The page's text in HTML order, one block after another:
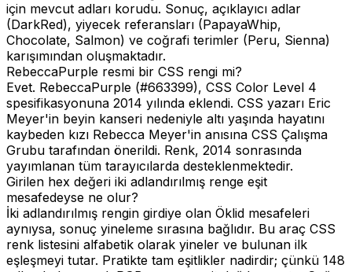
için mevcut adları korudu. Sonuç, açıklayıcı adlar
(DarkRed), yiyecek referansları (PapayaWhip,
Chocolate, Salmon) ve coğrafi terimler (Peru, Sienna)
karışımından oluşmaktadır.
RebeccaPurple resmi bir CSS rengi mi?
Evet. RebeccaPurple (#663399), CSS Color Level 4
spesifikasyonuna 2014 yılında eklendi. CSS yazarı Eric
Meyer'in beyin kanseri nedeniyle altı yaşında hayatını
kaybeden kızı Rebecca Meyer'in anısına CSS Çalışma
Grubu tarafından önerildi. Renk, 2014 sonrasında
yayımlanan tüm tarayıcılarda desteklenmektedir.
Girilen hex değeri iki adlandırılmış renge eşit
mesafedeyse ne olur?
İki adlandırılmış rengin girdiye olan Öklid mesafeleri
aynıysa, sonuç yineleme sırasına bağlıdır. Bu araç CSS
renk listesini alfabetik olarak yineler ve bulunan ilk
eşleşmeyi tutar. Pratikte tam eşitlikler nadirdir; çünkü 148